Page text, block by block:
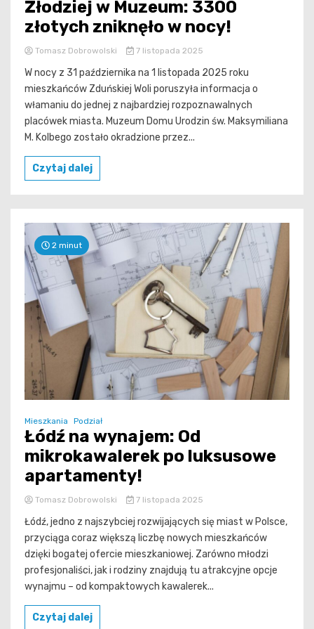
Złodziej w Muzeum: 3300
złotych zniknęło w nocy!
Tomasz Dobrowolski 7 listopada 2025
W nocy z 31 października na 1 listopada 2025 roku
mieszkańców Zduńskiej Woli poruszyła informacja o
włamaniu do jednej z najbardziej rozpoznawalnych
placówek miasta. Muzeum Domu Urodzin św. Maksymiliana
M. Kolbego zostało okradzione przez...
Czytaj dalej
2 minut
Mieszkania Podział
Łódź na wynajem: Od
mikrokawalerek po luksusowe
apartamenty!
Tomasz Dobrowolski 7 listopada 2025
Łódź, jedno z najszybciej rozwijających się miast w Polsce,
przyciąga coraz większą liczbę nowych mieszkańców
dzięki bogatej ofercie mieszkaniowej. Zarówno młodzi
profesjonaliści, jak i rodziny znajdują tu atrakcyjne opcje
wynajmu – od kompaktowych kawalerek...
Czytaj dalej